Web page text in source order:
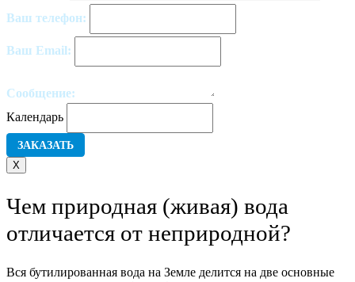
Ваш телефон:
Ваш Email:
Сообщение:
Календарь
X
Чем природная (живая) вода
отличается от неприродной?
Вся бутилированная вода на Земле делится на две основные